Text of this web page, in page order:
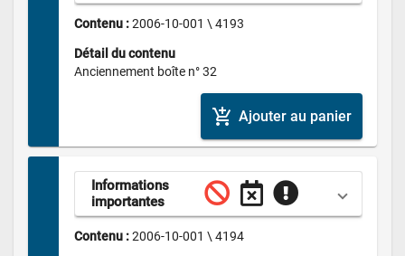
Contenu : 2006-10-001 \ 4193
Détail du contenu
Anciennement boîte n° 32
add_shopping_cart Ajouter au panier
Informations
importantes
Contenu : 2006-10-001 \ 4194